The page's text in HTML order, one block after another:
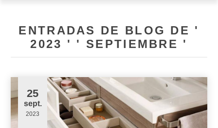
ENTRADAS DE BLOG DE '
2023 ' ' SEPTIEMBRE '
25
sept.
2023